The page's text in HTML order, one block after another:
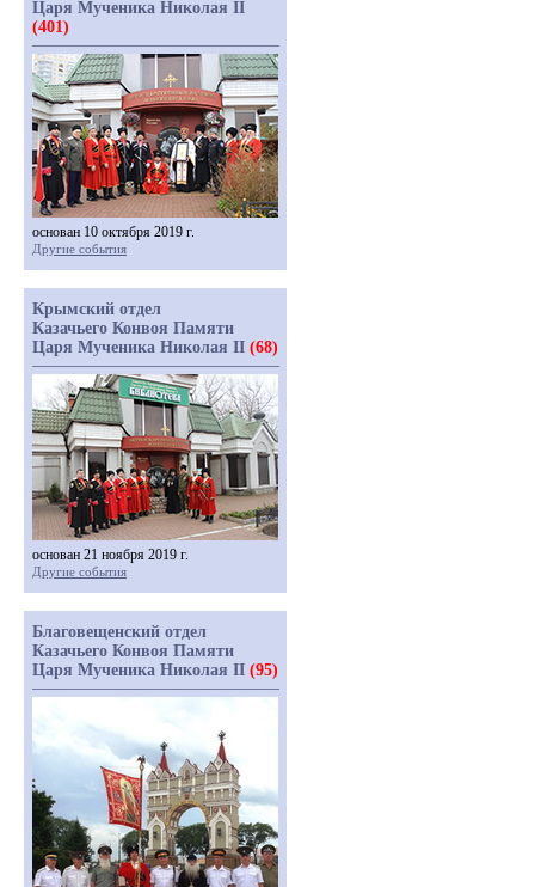
Царя Мученика Николая II
(401)
основан 10 октября 2019 г.
Другие события
Крымский отдел
Казачьего Конвоя Памяти
Царя Мученика Николая II (68)
основан 21 ноября 2019 г.
Другие события
Благовещенский отдел
Казачьего Конвоя Памяти
Царя Мученика Николая II (95)